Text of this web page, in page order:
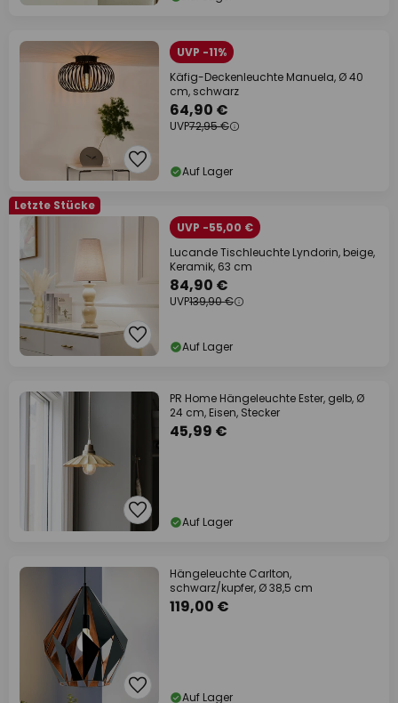
UVP -11%
Käfig-Deckenleuchte Manuela, Ø 40
cm, schwarz
64,90 €
UVP72,95 €
Auf Lager
Letzte Stücke
UVP -55,00 €
Lucande Tischleuchte Lyndorin, beige,
Keramik, 63 cm
84,90 €
UVP139,90 €
Auf Lager
PR Home Hängeleuchte Ester, gelb, Ø
24 cm, Eisen, Stecker
45,99 €
Auf Lager
Hängeleuchte Carlton,
schwarz/kupfer, Ø 38,5 cm
119,00 €
Auf Lager